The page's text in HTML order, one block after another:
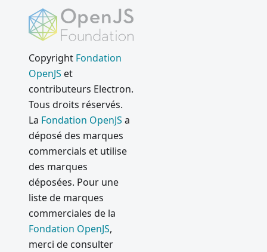
Copyright Fondation
OpenJS et
contributeurs Electron.
Tous droits réservés.
La Fondation OpenJS a
déposé des marques
commercials et utilise
des marques
déposées. Pour une
liste de marques
commerciales de la
Fondation OpenJS,
merci de consulter